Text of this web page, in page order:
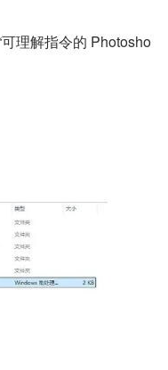
理解指令的 Photosho